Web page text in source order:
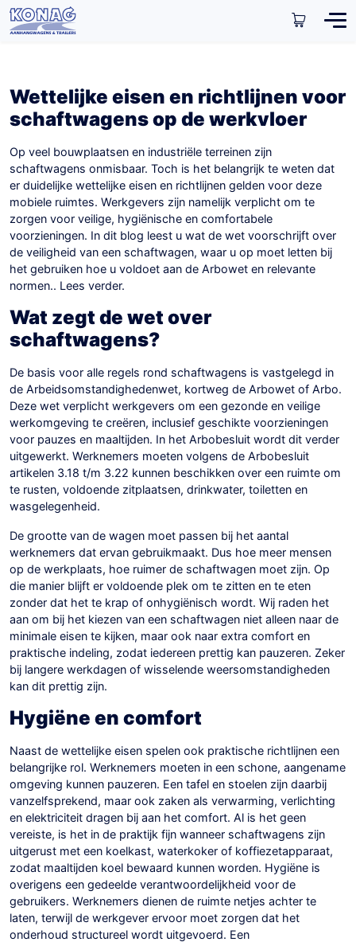
Wettelijke eisen en richtlijnen voor
schaftwagens op de werkvloer
Op veel bouwplaatsen en industriële terreinen zijn
schaftwagens onmisbaar. Toch is het belangrijk te weten dat
er duidelijke wettelijke eisen en richtlijnen gelden voor deze
mobiele ruimtes. Werkgevers zijn namelijk verplicht om te
zorgen voor veilige, hygiënische en comfortabele
voorzieningen. In dit blog leest u wat de wet voorschrijft over
de veiligheid van een schaftwagen, waar u op moet letten bij
het gebruiken hoe u voldoet aan de Arbowet en relevante
normen.. Lees verder.
Wat zegt de wet over
schaftwagens?
De basis voor alle regels rond schaftwagens is vastgelegd in
de Arbeidsomstandighedenwet, kortweg de Arbowet of Arbo.
Deze wet verplicht werkgevers om een gezonde en veilige
werkomgeving te creëren, inclusief geschikte voorzieningen
voor pauzes en maaltijden. In het Arbobesluit wordt dit verder
uitgewerkt. Werknemers moeten volgens de Arbobesluit
artikelen 3.18 t/m 3.22 kunnen beschikken over een ruimte om
te rusten, voldoende zitplaatsen, drinkwater, toiletten en
wasgelegenheid.
De grootte van de wagen moet passen bij het aantal
werknemers dat ervan gebruikmaakt. Dus hoe meer mensen
op de werkplaats, hoe ruimer de schaftwagen moet zijn. Op
die manier blijft er voldoende plek om te zitten en te eten
zonder dat het te krap of onhygiënisch wordt. Wij raden het
aan om bij het kiezen van een schaftwagen niet alleen naar de
minimale eisen te kijken, maar ook naar extra comfort en
praktische indeling, zodat iedereen prettig kan pauzeren. Zeker
bij langere werkdagen of wisselende weersomstandigheden
kan dit prettig zijn.
Hygiëne en comfort
Naast de wettelijke eisen spelen ook praktische richtlijnen een
belangrijke rol. Werknemers moeten in een schone, aangename
omgeving kunnen pauzeren. Een tafel en stoelen zijn daarbij
vanzelfsprekend, maar ook zaken als verwarming, verlichting
en elektriciteit dragen bij aan het comfort. Al is het geen
vereiste, is het in de praktijk fijn wanneer schaftwagens zijn
uitgerust met een koelkast, waterkoker of koffiezetapparaat,
zodat maaltijden koel bewaard kunnen worden. Hygiëne is
overigens een gedeelde verantwoordelijkheid voor de
gebruikers. Werknemers dienen de ruimte netjes achter te
laten, terwijl de werkgever ervoor moet zorgen dat het
onderhoud structureel wordt uitgevoerd. Een